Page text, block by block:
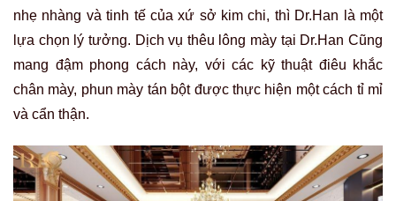
nhẹ nhàng và tinh tế của xứ sở kim chi, thì Dr.Han là một
lựa chọn lý tưởng. Dịch vụ thêu lông mày tại Dr.Han Cũng
mang đậm phong cách này, với các kỹ thuật điêu khắc
chân mày, phun mày tán bột được thực hiện một cách tỉ mỉ
và cẩn thận.